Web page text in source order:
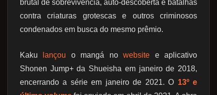
brutal de sobrevivência, auto-descoberta e batalhas
contra criaturas grotescas e outros criminosos
condenados em busca do mesmo prêmio.
Kaku lançou o mangá nowebsite e aplicativo
Shonen Jump+ da Shueisha em janeiro de 2018,
encerrando a série em janeiro de 2021. O 13º e